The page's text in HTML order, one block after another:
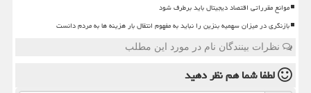
موانع مقرراتی اقتصاد دیجیتال باید برطرف شود
بازنگری در میزان سهمیه بنزین را نباید به مفهوم انتقال بار هزینه ها به مردم دانست
نظرات بینندگان نام در مورد این مطلب
لطفا شما همنظر دهید